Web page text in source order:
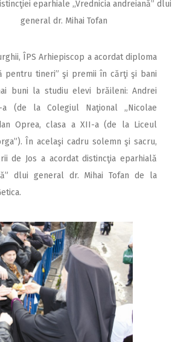
eparhiale ,,Vrednicia andreiană” dlui
general dr. Mihai Tofan
ÎPS Arhiepiscop a acordat diploma
pentru tineri” şi premii în cărţi şi bani
buni la studiu elevi brăileni: Andrei
(de la Colegiul Naţional „Nicolae
Oprea, clasa a XII-a (de la Liceul
În acelaşi cadru solemn şi sacru,
de Jos a acordat distincţia eparhială
dlui general dr. Mihai Tofan de la